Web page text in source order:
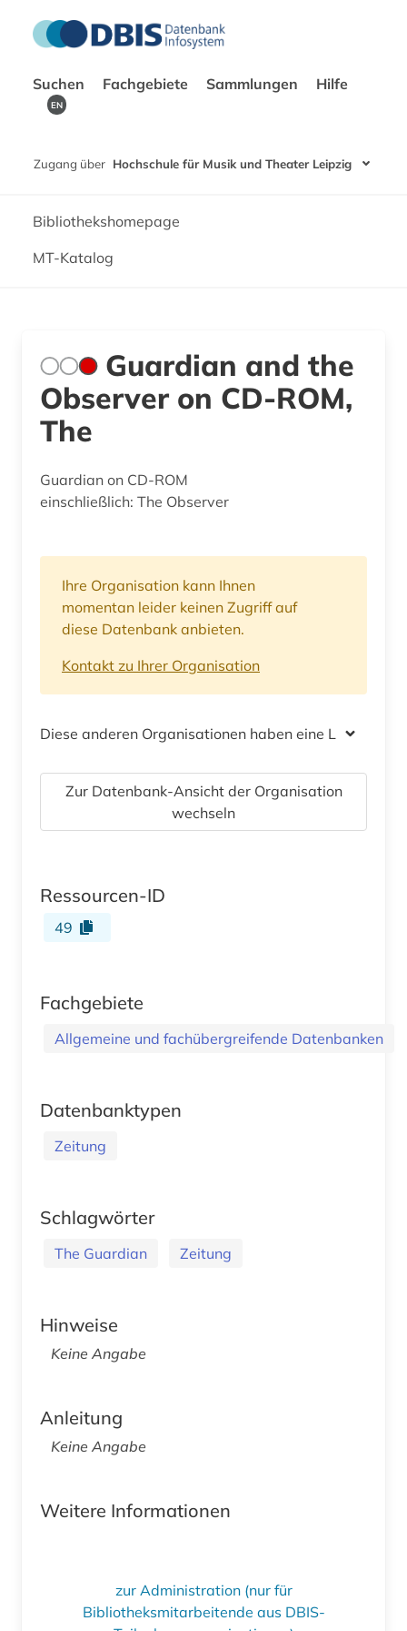
Suchen Fachgebiete Sammlungen Hilfe
EN
Zugang über Hochschule für Musik und Theater Leipzig
Bibliothekshomepage
MT-Katalog
Guardian and the
Observer on CD-ROM,
The
Guardian on CD-ROM
einschließlich: The Observer
Ihre Organisation kann Ihnen
momentan leider keinen Zugriff auf
diese Datenbank anbieten.
Kontakt zu Ihrer Organisation
Diese anderen Organisationen haben eine Lizenz
Zur Datenbank-Ansicht der Organisation
wechseln
Ressourcen-ID
49
Fachgebiete
Allgemeine und fachübergreifende Datenbanken
Datenbanktypen
Zeitung
Schlagwörter
The Guardian Zeitung
Hinweise
Keine Angabe
Anleitung
Keine Angabe
Weitere Informationen
zur Administration (nur für
Bibliotheksmitarbeitende aus DBIS-